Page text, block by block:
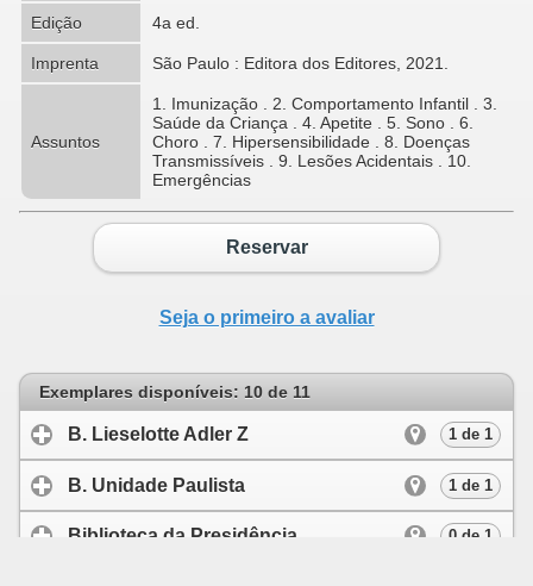
Edição 4a ed.
Imprenta São Paulo : Editora dos Editores, 2021.
Assuntos
1. Imunização . 2. Comportamento Infantil . 3.
Saúde da Criança . 4. Apetite . 5. Sono . 6.
Choro . 7. Hipersensibilidade . 8. Doenças
Transmissíveis . 9. Lesões Acidentais . 10.
Emergências
Reservar
Seja o primeiro a avaliar
Exemplares disponíveis: 10 de 11
B. Lieselotte Adler Z 1 de 1
click to expand
B. Unidade Paulista 1 de 1
click to expand
Biblioteca da Presidência 0 de 1
click to expand